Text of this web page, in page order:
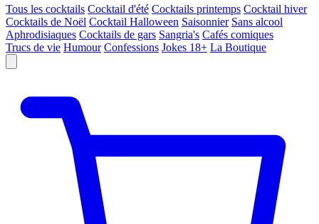
Tous les cocktails Cocktail d'été Cocktails printemps Cocktail hiver
Cocktails de Noël Cocktail Halloween Saisonnier Sans alcool
Aphrodisiaques Cocktails de gars Sangria's Cafés comiques
Trucs de vie Humour Confessions Jokes 18+ La Boutique